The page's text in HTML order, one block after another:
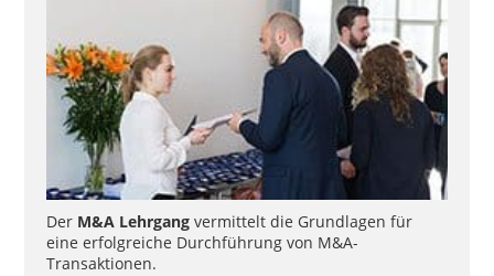
Der M&A Lehrgang vermittelt die Grundlagen für
eine erfolgreiche Durchführung von M&A-
Transaktionen.